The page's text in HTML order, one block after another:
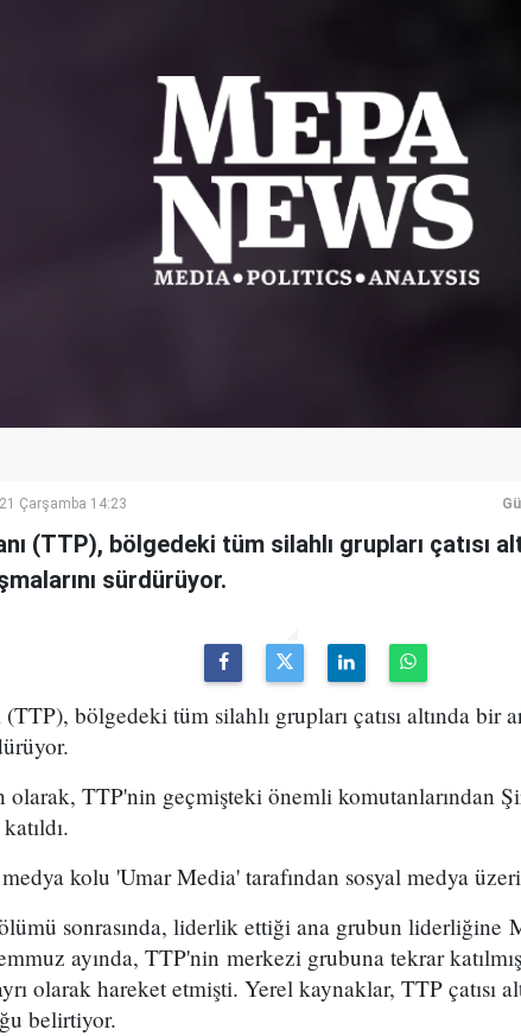
Çarşamba 14:23
(TTP), bölgedeki tüm silahlı grupları çatısı
sürdürüyor.
bölgedeki tüm silahlı grupları çatısı altında bir
olarak, TTP'nin geçmişteki önemli komutanlarından
kolu 'Umar Media' tarafından sosyal medya
sonrasında, liderlik ettiği ana grubun liderliğine
ayında, TTP'nin merkezi grubuna tekrar
olarak hareket etmişti. Yerel kaynaklar, TTP çatısı
belirtiyor.